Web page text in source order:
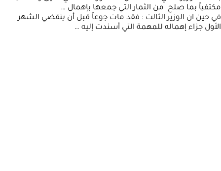
مكتفياً بما صلح من الثمار التي جمعها بإهمال …
في حين ان الوزير الثالث : فقد مات جوعاً قبل أن ينقضي الشهر
الأول جزاء إهماله للمهمة التي أسندت إليه …